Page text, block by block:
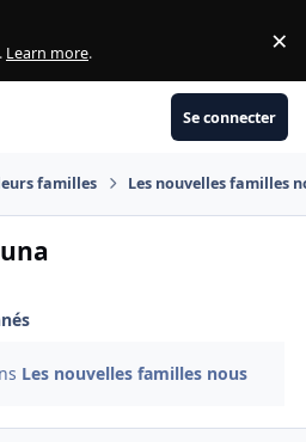
Learn more. ×
Se connecter
familles Les nouvelles familles
Les nouvelles familles nous